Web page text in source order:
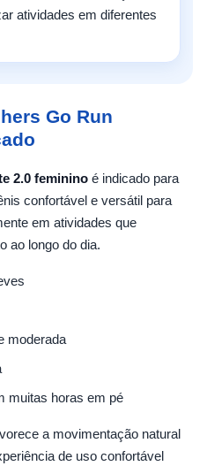
atividades em diferentes
Go Run
2.0 feminino é indicado para
confortável e versátil para
em atividades que
ao longo do dia.
moderada
muitas horas em pé
a movimentação natural
de uso confortável